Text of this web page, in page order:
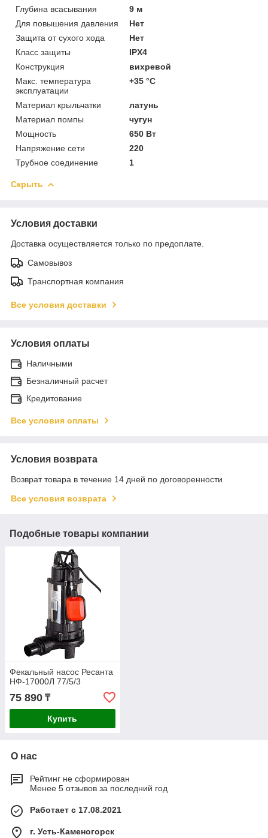
Глубина всасывания
9 м
Для повышения давления
Нет
Защита от сухого хода
Нет
Класс защиты
IPX4
Конструкция
вихревой
Макс. температура
эксплуатации
+35 °C
Материал крыльчатки
латунь
Материал помпы
чугун
Мощность
650 Вт
Напряжение сети
220
Трубное соединение
1
Скрыть
Условия доставки
Доставка осуществляется только по предоплате.
Самовывоз
Транспортная компания
Все условия доставки
Условия оплаты
Наличными
Безналичный расчет
Кредитование
Все условия оплаты
Условия возврата
Возврат товара в течение 14 дней по договоренности
Все условия возврата
Подобные товары компании
Фекальный насос Ресанта
НФ-17000Л 77/5/3
75 890 ₸
Купить
О нас
Рейтинг не сформирован
Менее 5 отзывов за последний год
Работает с 17.08.2021
г. Усть-Каменогорск